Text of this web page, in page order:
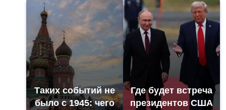
Таких событий не
было с 1945: чего
Где будет встреча
президентов США